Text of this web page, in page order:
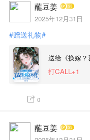
蘸豆姜
2025年12月31日
#赠送礼物#
送给《换嫁
打CALL+1
0
蘸豆姜